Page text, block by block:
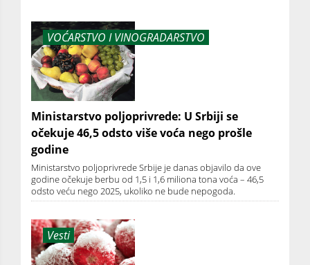
VOĆARSTVO I VINOGRADARSTVO
Ministarstvo poljoprivrede: U Srbiji se
očekuje 46,5 odsto više voća nego prošle
godine
Ministarstvo poljoprivrede Srbije je danas objavilo da ove
godine očekuje berbu od 1,5 i 1,6 miliona tona voća – 46,5
odsto veću nego 2025, ukoliko ne bude nepogoda.
Vesti